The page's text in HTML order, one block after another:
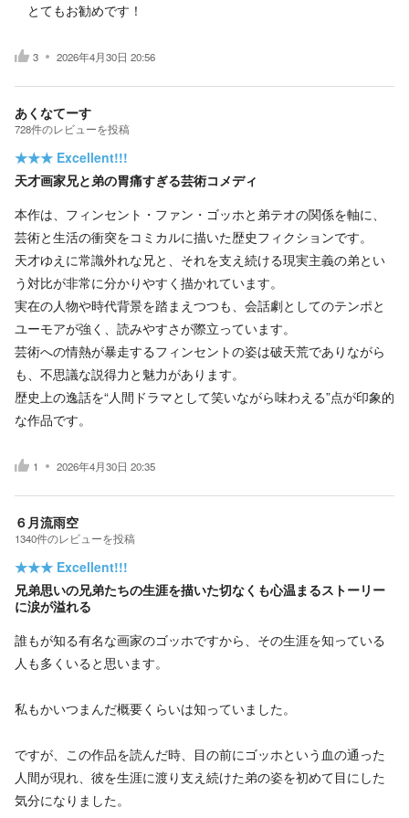
とてもお勧めです！
3 2026年4月30日 20:56
あくなてーす
728件のレビューを投稿
★★★ Excellent!!!
天才画家兄と弟の胃痛すぎる芸術コメディ
本作は、フィンセント・ファン・ゴッホと弟テオの関係を軸に、
芸術と生活の衝突をコミカルに描いた歴史フィクションです。
天才ゆえに常識外れな兄と、それを支え続ける現実主義の弟とい
う対比が非常に分かりやすく描かれています。
実在の人物や時代背景を踏まえつつも、会話劇としてのテンポと
ユーモアが強く、読みやすさが際立っています。
芸術への情熱が暴走するフィンセントの姿は破天荒でありながら
も、不思議な説得力と魅力があります。
歴史上の逸話を“人間ドラマとして笑いながら味わえる”点が印象的
な作品です。
1 2026年4月30日 20:35
６月流雨空
1340件のレビューを投稿
★★★ Excellent!!!
兄弟思いの兄弟たちの生涯を描いた切なくも心温まるストーリー
に涙が溢れる
誰もが知る有名な画家のゴッホですから、その生涯を知っている
人も多くいると思います。
私もかいつまんだ概要くらいは知っていました。
ですが、この作品を読んだ時、目の前にゴッホという血の通った
人間が現れ、彼を生涯に渡り支え続けた弟の姿を初めて目にした
気分になりました。